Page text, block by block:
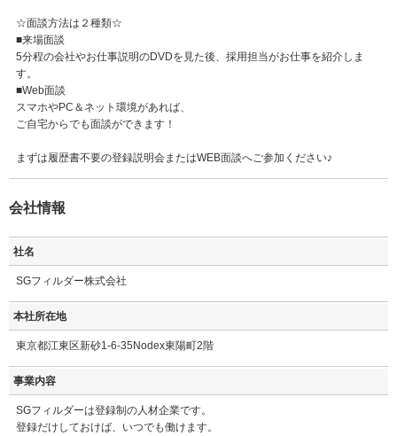
☆面談方法は２種類☆
■来場面談
5分程の会社やお仕事説明のDVDを見た後、採用担当がお仕事を紹介しま
す。
■Web面談
スマホやPC＆ネット環境があれば、
ご自宅からでも面談ができます！
まずは履歴書不要の登録説明会またはWEB面談へご参加ください♪
会社情報
社名
SGフィルダー株式会社
本社所在地
東京都江東区新砂1-6-35Nodex東陽町2階
事業内容
SGフィルダーは登録制の人材企業です。
登録だけしておけば、いつでも働けます。